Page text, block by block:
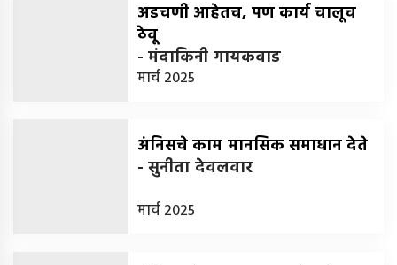
अडचणी आहेतच, पण कार्य चालूच
ठेवू
-मंदाकिनी गायकवाड
मार्च 2025
अंनिसचे काम मानसिक समाधान देते
-सुनीता देवलवार
मार्च 2025